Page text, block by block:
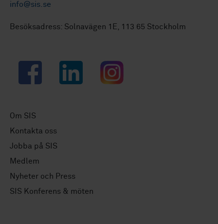
info@sis.se
Besöksadress: Solnavägen 1E, 113 65 Stockholm
Facebook LinkedIn Instagram
Om SIS
Kontakta oss
Jobba på SIS
Medlem
Nyheter och Press
SIS Konferens & möten